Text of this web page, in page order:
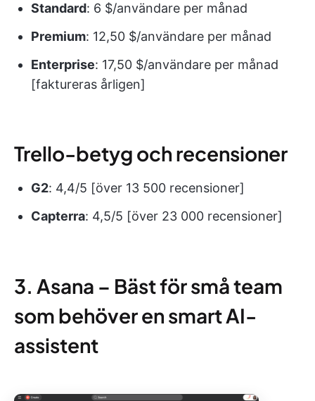
Standard: 6 $/användare per månad
Premium: 12,50 $/användare per månad
Enterprise: 17,50 $/användare per månad
[faktureras årligen]
Trello-betyg och recensioner
G2: 4,4/5 [över 13 500 recensioner]
Capterra: 4,5/5 [över 23 000 recensioner]
3. Asana – Bäst för små team
som behöver en smart AI-
assistent